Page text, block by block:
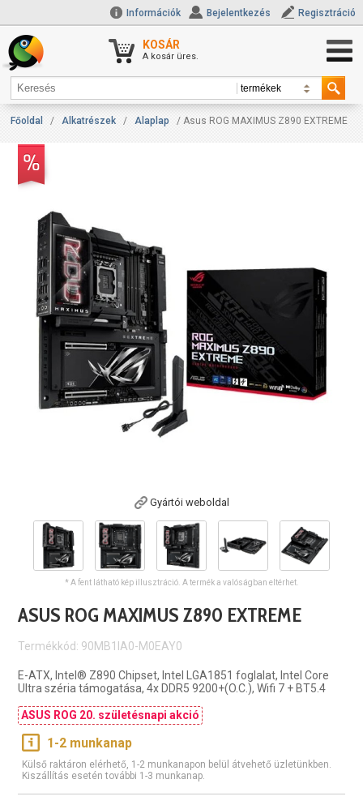
Információk Bejelentkezés Regisztráció
KOSÁR
A kosár üres.
Főoldal / Alkatrészek / Alaplap / Asus ROG MAXIMUS Z890 EXTREME
Gyártói weboldal
* A fent látható kép illusztráció. A termék a valóságban eltérhet.
ASUS ROG MAXIMUS Z890 EXTREME
Termékkód: 90MB1IA0-M0EAY0
E-ATX, Intel® Z890 Chipset, Intel LGA1851 foglalat, Intel Core
Ultra széria támogatása, 4x DDR5 9200+(O.C.), Wifi 7 + BT5.4
ASUS ROG 20. születésnapi akció
1-2 munkanap
Külső raktáron elérhető, 1-2 munkanapon belül átvehető üzletünkben.
Kiszállítás esetén további 1-3 munkanap.